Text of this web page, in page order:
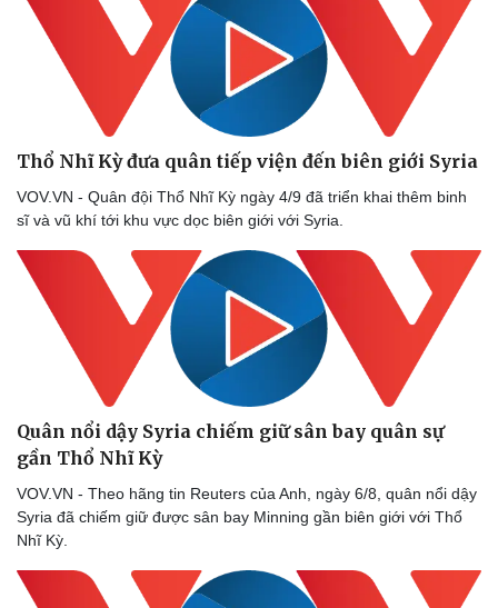
Thổ Nhĩ Kỳ đưa quân tiếp viện đến biên giới Syria
VOV.VN - Quân đội Thổ Nhĩ Kỳ ngày 4/9 đã triển khai thêm binh
sĩ và vũ khí tới khu vực dọc biên giới với Syria.
Quân nổi dậy Syria chiếm giữ sân bay quân sự
gần Thổ Nhĩ Kỳ
VOV.VN - Theo hãng tin Reuters của Anh, ngày 6/8, quân nổi dậy
Syria đã chiếm giữ được sân bay Minning gần biên giới với Thổ
Nhĩ Kỳ.